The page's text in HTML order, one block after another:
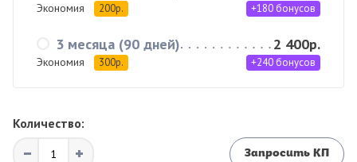
Экономия 200р. +180 бонусов
3 месяца (90 дней) 2 400р.
Экономия 300р. +240 бонусов
Количество:
Запросить КП